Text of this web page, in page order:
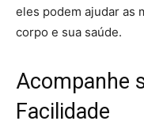
eles podem ajudar as
corpo e sua saúde.
Acompanhe
Facilidade